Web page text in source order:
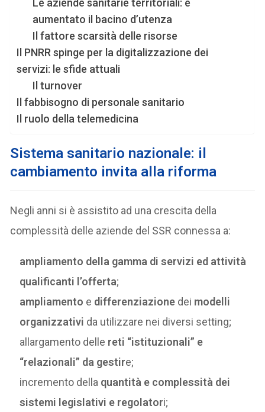
Le aziende sanitarie territoriali: è
aumentato il bacino d’utenza
Il fattore scarsità delle risorse
Il PNRR spinge per la digitalizzazione dei
servizi: le sfide attuali
Il turnover
Il fabbisogno di personale sanitario
Il ruolo della telemedicina
Sistema sanitario nazionale: il
cambiamento invita alla riforma
Negli anni si è assistito ad una crescita della
complessità delle aziende del SSR connessa a:
ampliamento della gamma di servizi ed attività
qualificanti l’offerta;
ampliamento e differenziazione dei modelli
organizzativi da utilizzare nei diversi setting;
allargamento delle reti “istituzionali” e
“relazionali” da gestire;
incremento della quantità e complessità dei
sistemi legislativi e regolatori;